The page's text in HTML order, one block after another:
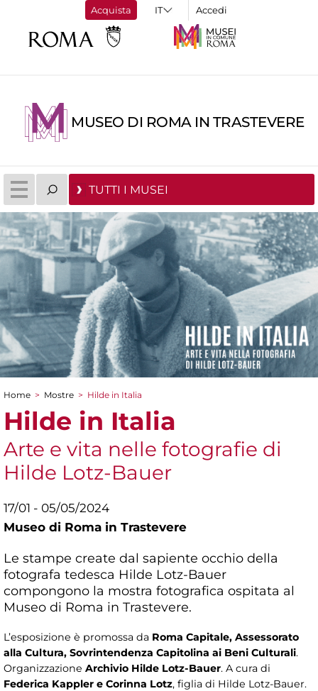
Acquista Accedi
MUSEO DI ROMA IN TRASTEVERE
TUTTI I MUSEI
Tu sei qui
Home > Mostre > Hilde in Italia
Hilde in Italia
Arte e vita nelle fotografie di
Hilde Lotz-Bauer
17/01 - 05/05/2024
Museo di Roma in Trastevere
Le stampe create dal sapiente occhio della
fotografa tedesca Hilde Lotz-Bauer
compongono la mostra fotografica ospitata al
Museo di Roma in Trastevere.
L’esposizione è promossa da Roma Capitale, Assessorato
alla Cultura, Sovrintendenza Capitolina ai Beni Culturali.
Organizzazione Archivio Hilde Lotz-Bauer. A cura di
Federica Kappler e Corinna Lotz, figlia di Hilde Lotz-Bauer.